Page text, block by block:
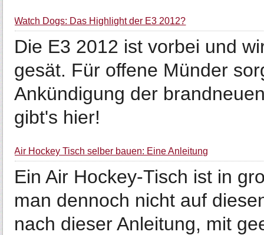
Watch Dogs: Das Highlight der E3 2012?
Die E3 2012 ist vorbei und
gesät. Für offene Münder
Ankündigung der
gibt's hier!
Air Hockey Tisch selber bauen: Eine Anleitung
Ein Air Hockey-Tisch ist in
man dennoch nicht auf
nach dieser Anleitung, mit